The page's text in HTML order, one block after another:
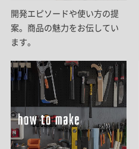
開発エピソードや使い方の提
案。商品の魅力をお伝してい
ます。